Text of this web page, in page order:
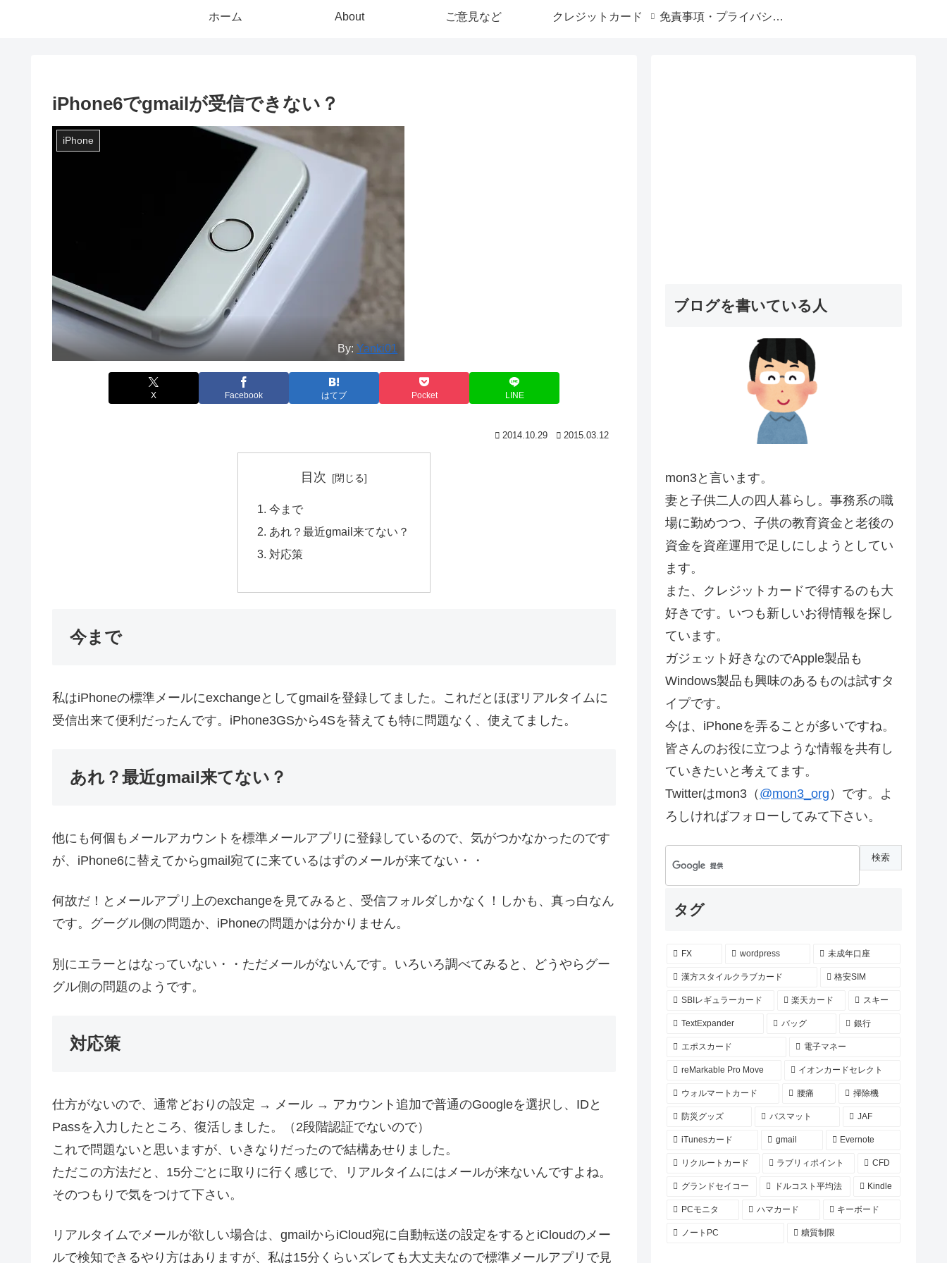
ホーム About ご意見など クレジットカード 免責事項・プライバシーポリシー
iPhone6でgmailが受信できない？
iPhone
By:Yanki01
X Facebook はてブ Pocket LINE
2014.10.29 2015.03.12
目次
今まで
あれ？最近gmail来てない？
対応策
今まで
私はiPhoneの標準メールにexchangeとしてgmailを登録してました。これだとほぼリアルタイムに
受信出来て便利だったんです。iPhone3GSから4Sを替えても特に問題なく、使えてました。
あれ？最近gmail来てない？
他にも何個もメールアカウントを標準メールアプリに登録しているので、気がつかなかったのです
が、iPhone6に替えてからgmail宛てに来ているはずのメールが来てない・・
何故だ！とメールアプリ上のexchangeを見てみると、受信フォルダしかなく！しかも、真っ白なん
です。グーグル側の問題か、iPhoneの問題かは分かりません。
別にエラーとはなっていない・・ただメールがないんです。いろいろ調べてみると、どうやらグー
グル側の問題のようです。
対応策
仕方がないので、通常どおりの設定 → メール → アカウント追加で普通のGoogleを選択し、IDと
Passを入力したところ、復活しました。（2段階認証でないので）
これで問題ないと思いますが、いきなりだったので結構あせりました。
ただこの方法だと、15分ごとに取りに行く感じで、リアルタイムにはメールが来ないんですよね。
そのつもりで気をつけて下さい。
リアルタイムでメールが欲しい場合は、gmailからiCloud宛に自動転送の設定をするとiCloudのメー
ルで検知できるやり方はありますが、私は15分くらいズレても大丈夫なので標準メールアプリで見
ブログを書いている人
mon3と言います。
妻と子供二人の四人暮らし。事務系の職
場に勤めつつ、子供の教育資金と老後の
資金を資産運用で足しにしようとしてい
ます。
また、クレジットカードで得するのも大
好きです。いつも新しいお得情報を探し
ています。
ガジェット好きなのでApple製品も
Windows製品も興味のあるものは試すタ
イプです。
今は、iPhoneを弄ることが多いですね。
皆さんのお役に立つような情報を共有し
ていきたいと考えてます。
Twitterはmon3（ @mon3_org ）です。よ
ろしければフォローしてみて下さい。
タグ
FX wordpress 未成年口座
漢方スタイルクラブカード 格安SIM
SBIレギュラーカード 楽天カード スキー
TextExpander バッグ 銀行
エポスカード 電子マネー
reMarkable Pro Move イオンカードセレクト
ウォルマートカード 腰痛 掃除機
防災グッズ バスマット JAF
iTunesカード gmail Evernote
リクルートカード ラブリィポイント CFD
グランドセイコー ドルコスト平均法 Kindle
PCモニタ ハマカード キーボード
ノートPC 糖質制限